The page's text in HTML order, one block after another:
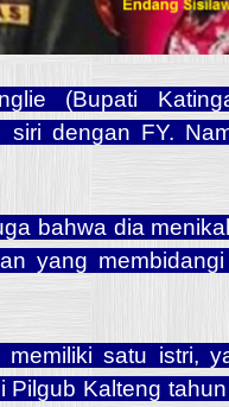
(Bupati
siri dengan FY.
bahwa dia
yang
satu istri,
Kalteng